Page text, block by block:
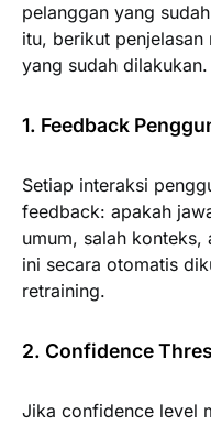
pelanggan yang
itu, berikut penjelasan
yang sudah dilakukan.
1. Feedback
Setiap interaksi
feedback: apakah
umum, salah
ini secara otomatis
retraining.
2. Confidence
Jika confidence level